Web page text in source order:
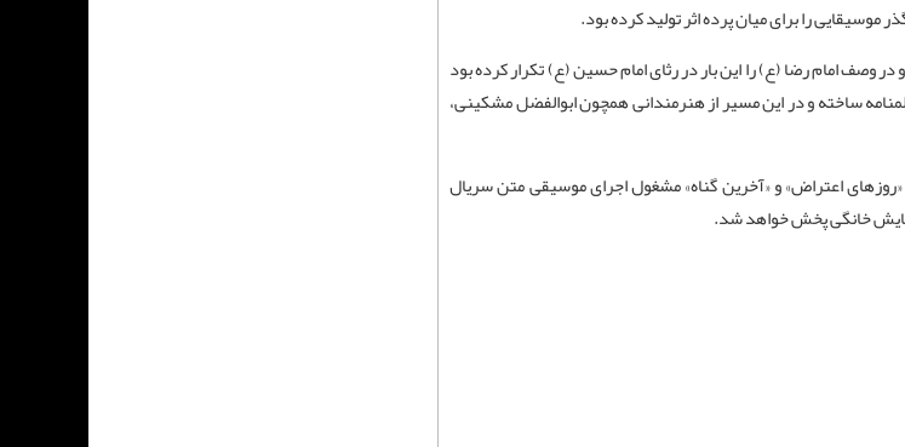
را برای میان‌ پرده اثر تولید کرده بود.
وصف امام رضا (ع) را این بار در رثای امام حسین (ع) تکرار کرده بود
ساخته و در این مسیر از هنرمندانی همچون ابوالفضل مشکینی،
اعتراض» و «آخرین گناه» مشغول اجرای موسیقی متن سریال
خانگی پخش خواهد شد.